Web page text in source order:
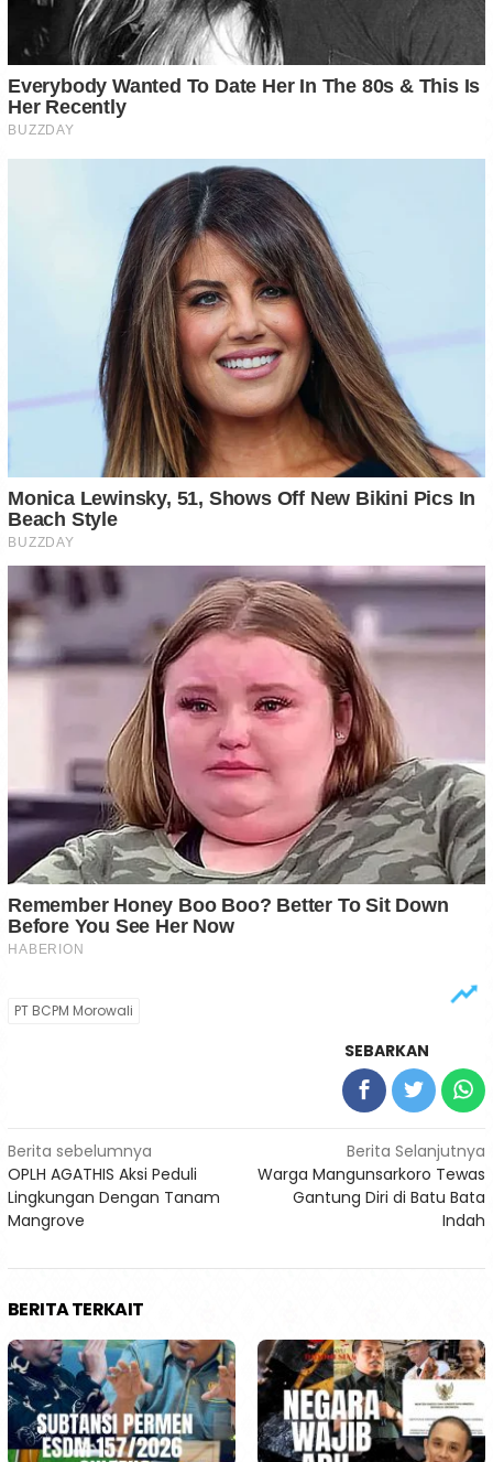
PT BCPM Morowali
SEBARKAN
Navigasi
pos
Berita sebelumnya
OPLH AGATHIS Aksi Peduli
Lingkungan Dengan Tanam
Mangrove
Berita Selanjutnya
Warga Mangunsarkoro Tewas
Gantung Diri di Batu Bata
Indah
BERITA TERKAIT